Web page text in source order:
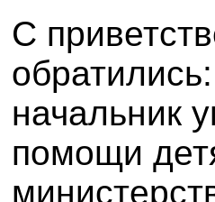
С
начальник
помощи